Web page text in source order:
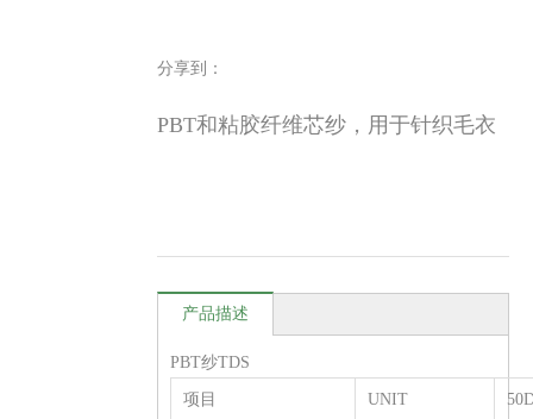
分享到：
PBT和粘胶纤维芯纱，用于针织毛衣
产品描述
PBT纱TDS
项目 UNIT